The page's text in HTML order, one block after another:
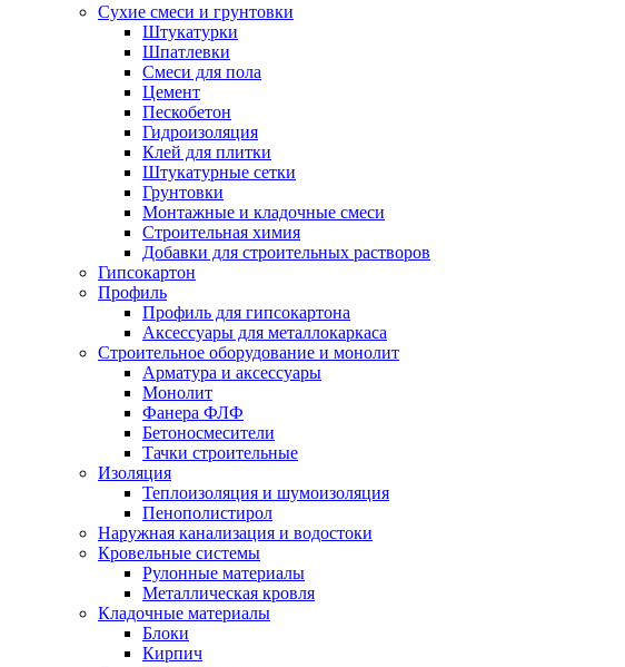
Сухие смеси и грунтовки
Штукатурки
Шпатлевки
Смеси для пола
Цемент
Пескобетон
Гидроизоляция
Клей для плитки
Штукатурные сетки
Грунтовки
Монтажные и кладочные смеси
Строительная химия
Добавки для строительных растворов
Гипсокартон
Профиль
Профиль для гипсокартона
Аксессуары для металлокаркаса
Строительное оборудование и монолит
Арматура и аксессуары
Монолит
Фанера ФЛФ
Бетоносмесители
Тачки строительные
Изоляция
Теплоизоляция и шумоизоляция
Пенополистирол
Наружная канализация и водостоки
Кровельные системы
Рулонные материалы
Металлическая кровля
Кладочные материалы
Блоки
Кирпич